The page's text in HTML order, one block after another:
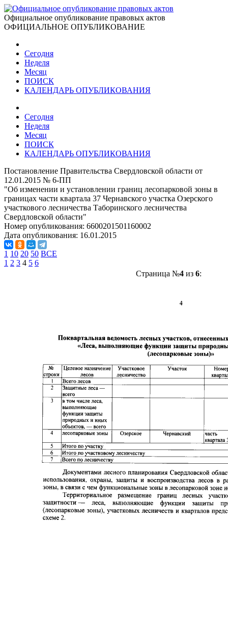
Официальное опубликование правовых актов
ОФИЦИАЛЬНОЕ ОПУБЛИКОВАНИЕ
Сегодня
Неделя
Месяц
ПОИСК
КАЛЕНДАРЬ ОПУБЛИКОВАНИЯ
Сегодня
Неделя
Месяц
ПОИСК
КАЛЕНДАРЬ ОПУБЛИКОВАНИЯ
Постановление Правительства Свердловской области от
12.01.2015 № 6-ПП
"Об изменении и установлении границ лесопарковой зоны в
границах части квартала 37 Чернавского участка Озерского
участкового лесничества Таборинского лесничества
Свердловской области"
Номер опубликования: 6600201501160002
Дата опубликования: 16.01.2015
1 10 20 50 ВСЕ
1 2 3 4 5 6
Страница №4из 6: